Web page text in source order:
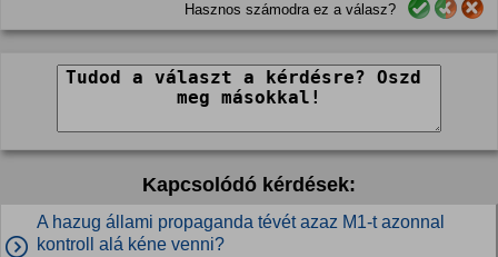
Hasznos számodra ez a válasz?
Kapcsolódó kérdések:
A hazug állami propaganda tévét azaz M1-t azonnal
kontroll alá kéne venni?